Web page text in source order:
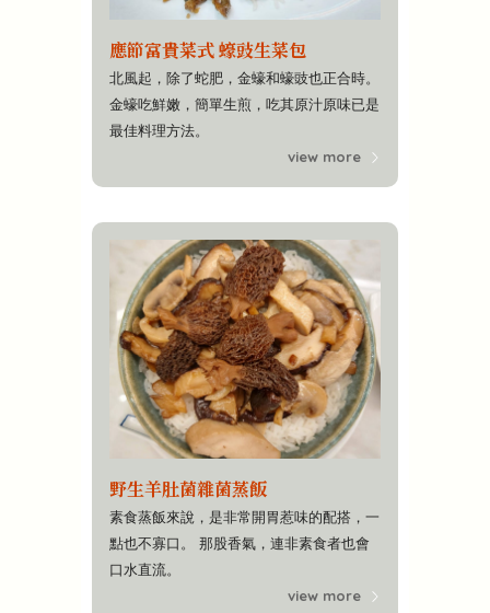
應節富貴菜式 蠔豉生菜包
北風起，除了蛇肥，金蠔和蠔豉也正合時。
金蠔吃鮮嫩，簡單生煎，吃其原汁原味已是
最佳料理方法。
view more
野生羊肚菌雜菌蒸飯
素食蒸飯來說，是非常開胃惹味的配搭，一
點也不寡口。 那股香氣，連非素食者也會
口水直流。
view more